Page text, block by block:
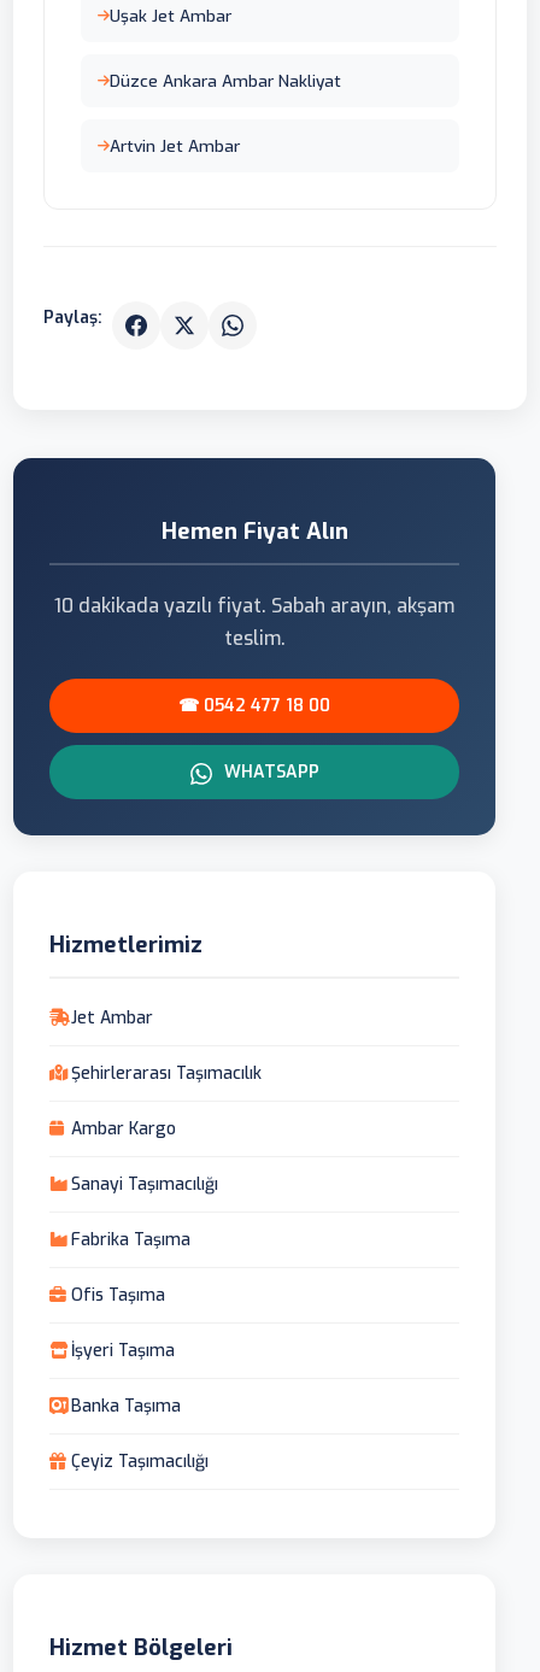
Uşak Jet Ambar
Düzce Ankara Ambar Nakliyat
Artvin Jet Ambar
Paylaş:
Hemen Fiyat Alın
10 dakikada yazılı fiyat. Sabah arayın, akşam
teslim.
☎ 0542 477 18 00
WHATSAPP
Hizmetlerimiz
Jet Ambar
Şehirlerarası Taşımacılık
Ambar Kargo
Sanayi Taşımacılığı
Fabrika Taşıma
Ofis Taşıma
İşyeri Taşıma
Banka Taşıma
Çeyiz Taşımacılığı
Hizmet Bölgeleri